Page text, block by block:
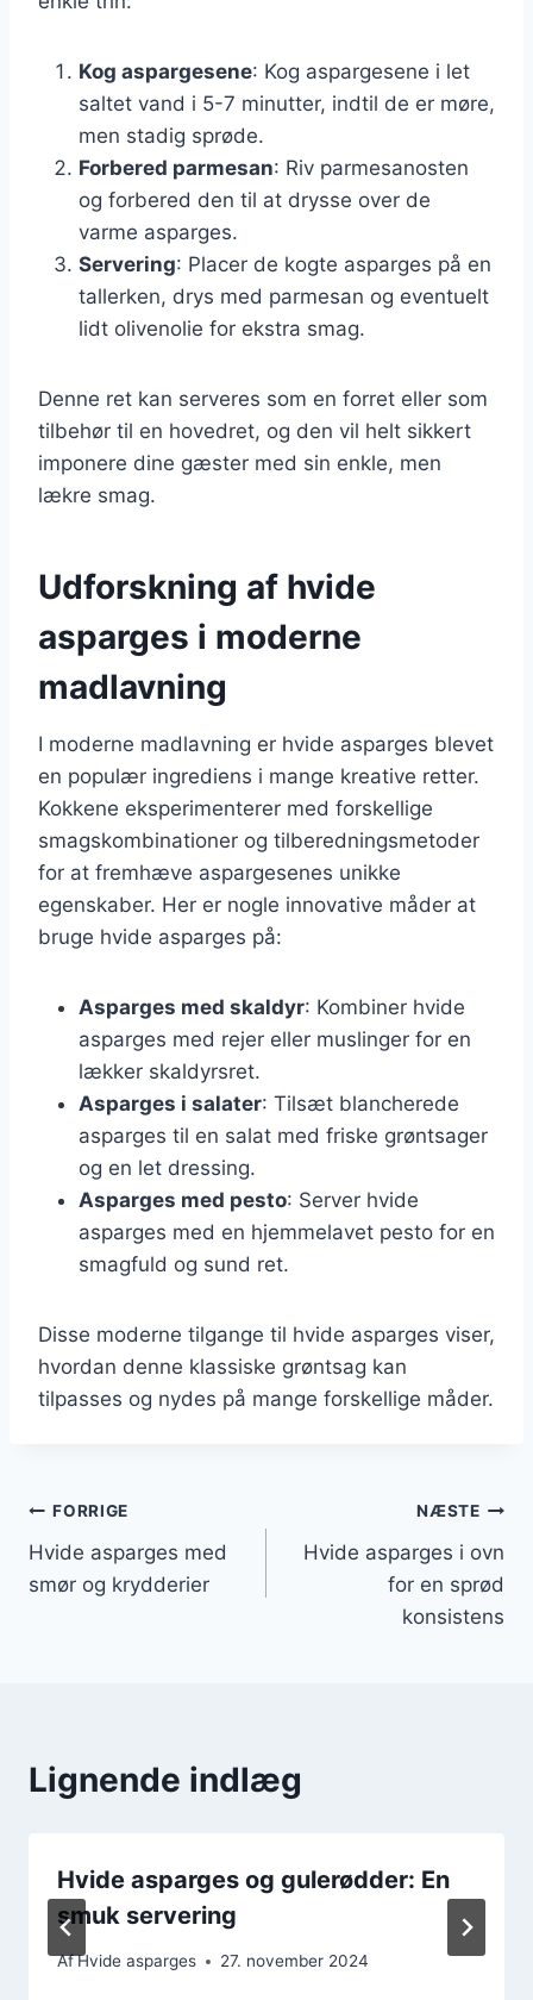
Kog aspargesene: Kog aspargesene i let
saltet vand i 5-7 minutter, indtil de er møre,
men stadig sprøde.
Forbered parmesan: Riv parmesanosten
og forbered den til at drysse over de
varme asparges.
Servering: Placer de kogte asparges på en
tallerken, drys med parmesan og eventuelt
lidt olivenolie for ekstra smag.
Denne ret kan serveres som en forret eller som
tilbehør til en hovedret, og den vil helt sikkert
imponere dine gæster med sin enkle, men
lækre smag.
Udforskning af hvide
asparges i moderne
madlavning
I moderne madlavning er hvide asparges blevet
en populær ingrediens i mange kreative retter.
Kokkene eksperimenterer med forskellige
smagskombinationer og tilberedningsmetoder
for at fremhæve aspargesenes unikke
egenskaber. Her er nogle innovative måder at
bruge hvide asparges på:
Asparges med skaldyr: Kombiner hvide
asparges med rejer eller muslinger for en
lækker skaldyrsret.
Asparges i salater: Tilsæt blancherede
asparges til en salat med friske grøntsager
og en let dressing.
Asparges med pesto: Server hvide
asparges med en hjemmelavet pesto for en
smagfuld og sund ret.
Disse moderne tilgange til hvide asparges viser,
hvordan denne klassiske grøntsag kan
tilpasses og nydes på mange forskellige måder.
Indlægsnavigation
FORRIGE
Hvide asparges med
smør og krydderier
NÆSTE
Hvide asparges i ovn
for en sprød
konsistens
Lignende indlæg
Hvide asparges og gulerødder: En
smuk servering
AfHvide asparges 27. november 2024